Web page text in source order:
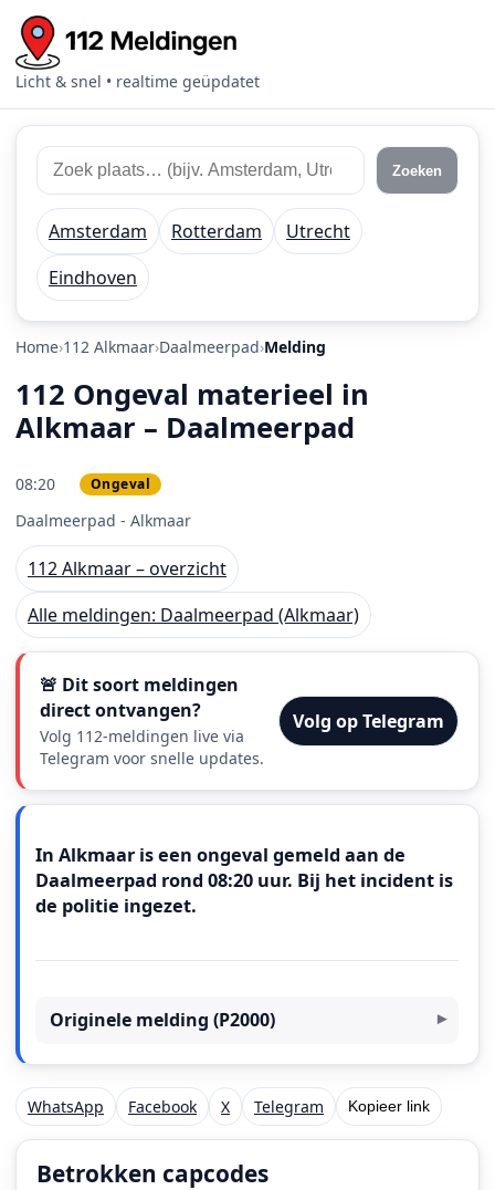
Licht & snel • realtime geüpdatet
Zoek 112 meldingen
Zoek plaats of regio Zoeken
Amsterdam Rotterdam
Utrecht
Eindhoven
Home 112 Alkmaar Daalmeerpad Melding
112 Ongeval materieel in
Alkmaar – Daalmeerpad
08:20 Ongeval
Daalmeerpad - Alkmaar
112 Alkmaar – overzicht
Alle meldingen: Daalmeerpad (Alkmaar)
🚨 Dit soort meldingen
direct ontvangen?
Volg 112-meldingen live via
Telegram voor snelle updates.
Volg op Telegram
In Alkmaar is een ongeval gemeld aan de
Daalmeerpad rond 08:20 uur. Bij het incident is
de politie ingezet.
Originele melding (P2000)
WhatsApp Facebook X Telegram Kopieer link
Betrokken capcodes